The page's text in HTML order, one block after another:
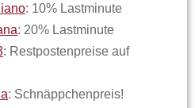
: 10% Lastminute
: 20% Lastminute
: Restpostenpreise auf
: Schnäppchenpreis!